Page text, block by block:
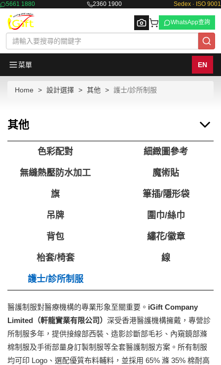
5661 1880 2360 1900 Sedex · ISO 9001
Browse
WhatsApp查詢
菜單 EN
Home 設計選擇 其他 護士/診所制服
其他
色彩配對 細緻圖參考
無縫熱壓防水加工 魔術貼
旗 筆插/隱形袋
吊牌 圍巾/絲巾
背包 繡花/徽章
枱套/椅套 線
護士/診所制服
醫護制服對醫療機構的專業形象至關重要。 iGift Company
Limited（軒龍實業有限公司） 深受香港醫護機構擁戴，專營診
所制服多年，提供接線部西裝、造影診斷部毛衫、內窺鏡部滌
棉制服及手術部量身訂製制服等全套醫護制服方案。所有制服
均可印 Logo、選配優質布料輔料，並採用 65% 滌 35% 棉耐高